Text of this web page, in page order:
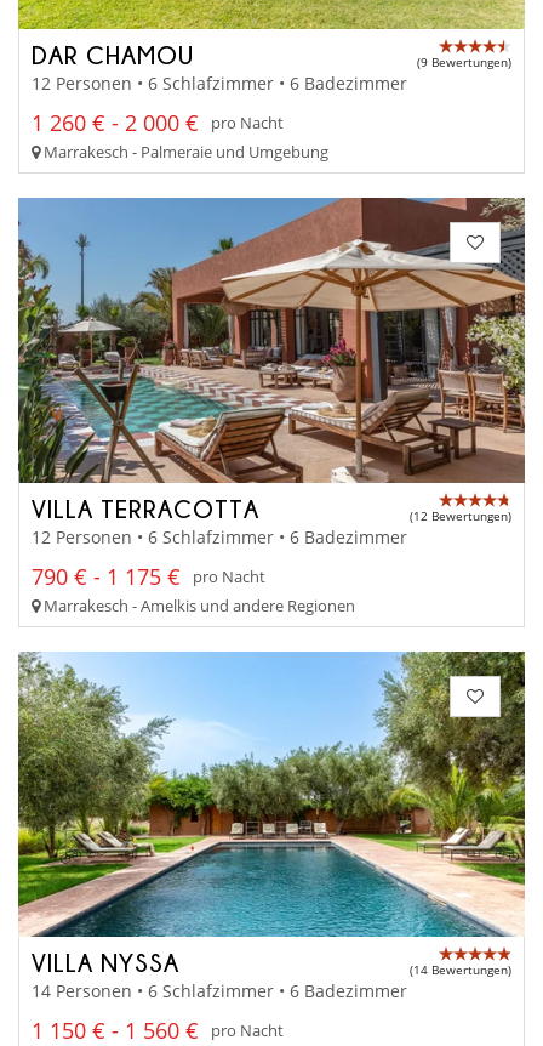
DAR CHAMOU (9 Bewertungen)
12 Personen • 6 Schlafzimmer • 6 Badezimmer
1 260 € - 2 000 €
pro Nacht
Marrakesch - Palmeraie und Umgebung
VILLA TERRACOTTA (12 Bewertungen)
12 Personen • 6 Schlafzimmer • 6 Badezimmer
790 € - 1 175 €
pro Nacht
Marrakesch - Amelkis und andere Regionen
VILLA NYSSA (14 Bewertungen)
14 Personen • 6 Schlafzimmer • 6 Badezimmer
1 150 € - 1 560 €
pro Nacht